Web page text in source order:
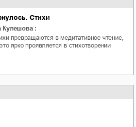
Стихи
Кулешова :
превращаются в медитативное чтение,
ярко проявляется в стихотворении